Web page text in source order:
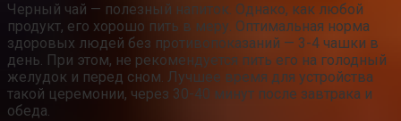
Черный чай — полезный напиток. Однако, как любой
продукт, его хорошо пить в меру. Оптимальная норма
здоровых людей без противопоказаний — 3-4 чашки в
день. При этом, не рекомендуется пить его на голодный
желудок и перед сном. Лучшее время для устройства
такой церемонии, через 30-40 минут после завтрака и
обеда.